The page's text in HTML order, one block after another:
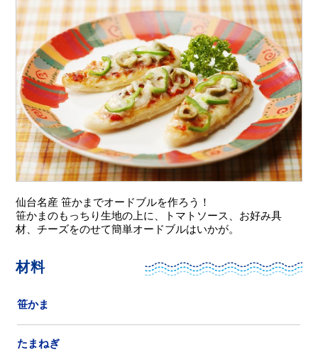
仙台名産 笹かまでオードブルを作ろう！
笹かまのもっちり生地の上に、トマトソース、お好み具
材、チーズをのせて簡単オードブルはいかが。
材料
笹かま
たまねぎ